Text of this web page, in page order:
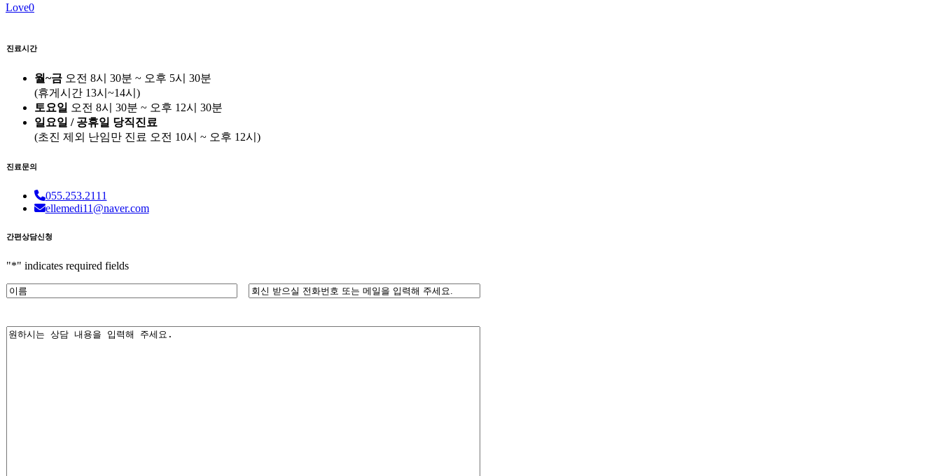
Love0
진료시간
월~금오전 8시 30분 ~ 오후 5시 30분
(휴게시간 13시~14시)
토요일 오전 8시 30분 ~ 오후 12시 30분
일요일 / 공휴일 당직진료
(초진 제외 난임만 진료 오전 10시 ~ 오후 12시)
진료문의
055.253.2111
ellemedi11@naver.com
간편상담신청
"*" indicates required fields
이
전
내